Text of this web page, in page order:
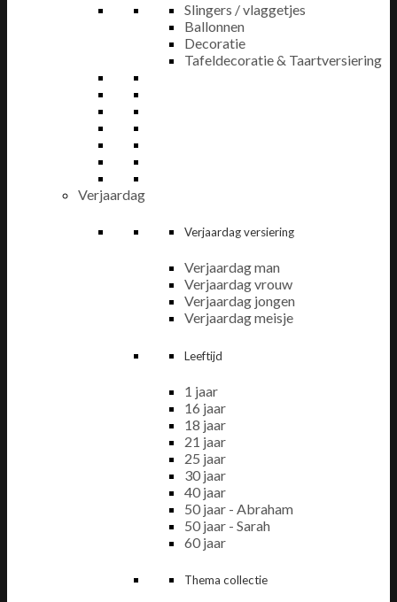
Slingers / vlaggetjes
Ballonnen
Decoratie
Tafeldecoratie & Taartversiering
Verjaardag
Verjaardag versiering
Verjaardag man
Verjaardag vrouw
Verjaardag jongen
Verjaardag meisje
Leeftijd
1 jaar
16 jaar
18 jaar
21 jaar
25 jaar
30 jaar
40 jaar
50 jaar - Abraham
50 jaar - Sarah
60 jaar
Thema collectie